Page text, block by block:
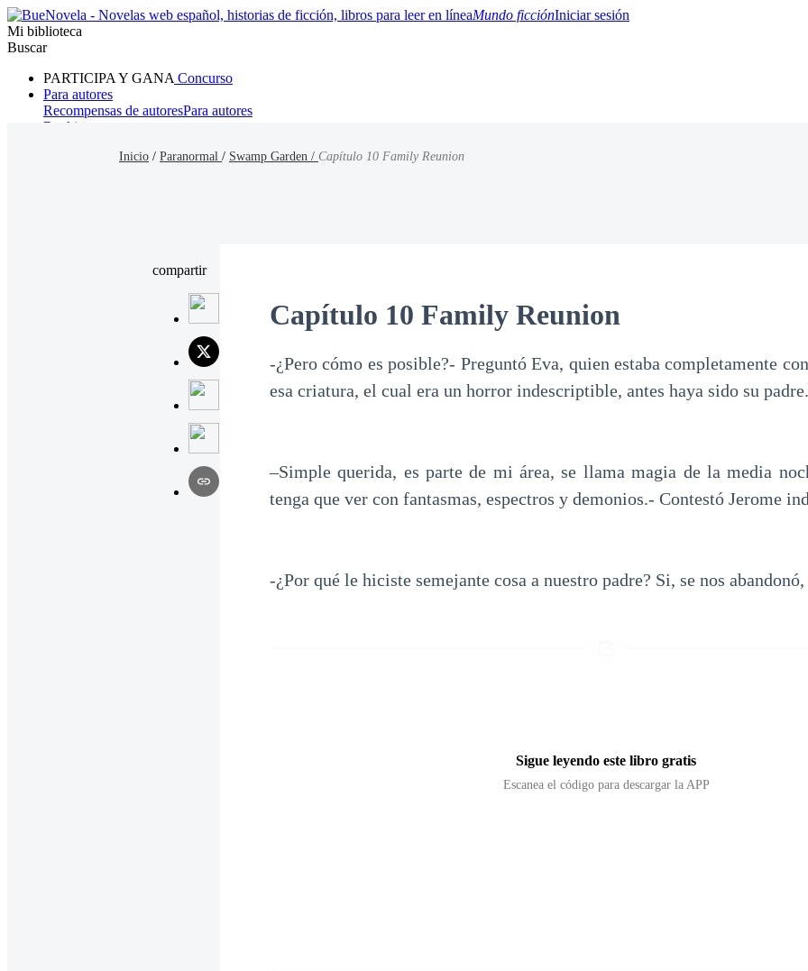
Mundo ficciónIniciar sesión
Mi biblioteca
Buscar
PARTICIPA Y GANA Concurso
Para autores
Recompensas de autoresPara autores
Ranking
Inicio / Paranormal / Swamp Garden / Capítulo 10 Family Reunion
compartir
Capítulo 10 Family Reunion
-¿Pero cómo es posible?- Preguntó Eva, quien estaba completamente
esa criatura, el cual era un horror indescriptible, antes haya sido su padre.
–Simple querida, es parte de mi área, se llama magia de la media
tenga que ver con fantasmas, espectros y demonios.- Contestó Jerome
-¿Por qué le hiciste semejante cosa a nuestro padre? Si, se nos abandonó,
Sigue leyendo este libro gratis
Escanea el código para descargar la APP